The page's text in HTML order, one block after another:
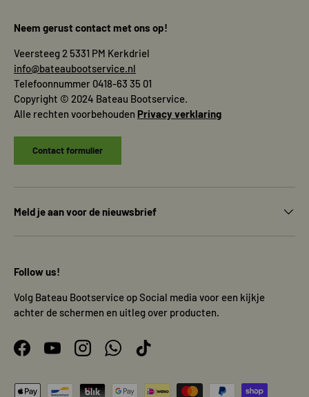
Neem gerust contact met ons op!
Veersteeg 2 5331 PM Kerkdriel
info@bateaubootservice.nl
Telefoonnummer 0418-63 35 01
Copyright © 2024 Bateau Bootservice.
Alle rechten voorbehouden Privacy verklaring
Contact formulier
Meld je aan voor de nieuwsbrief
Follow us!
Volg Bateau Bootservice op Social media voor een kijkje
achter de schermen en uitleg over producten.
FacebookYouTubeInstagramWhatsAppTikTok
Geaccepteerde betaalmethoden